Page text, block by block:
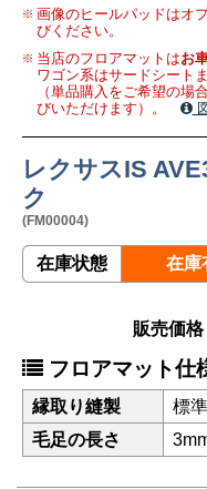
画像のヒールパッドはオ
びください。
当店のフロアマットはお
ワゴン系はサードシート
（単品購入をご希望の場
びいただけます）。
レクサスIS
ク
(FM00004)
在庫状態 在庫
販売価格
フロアマット仕
縁取り縫製
標
毛足の長さ